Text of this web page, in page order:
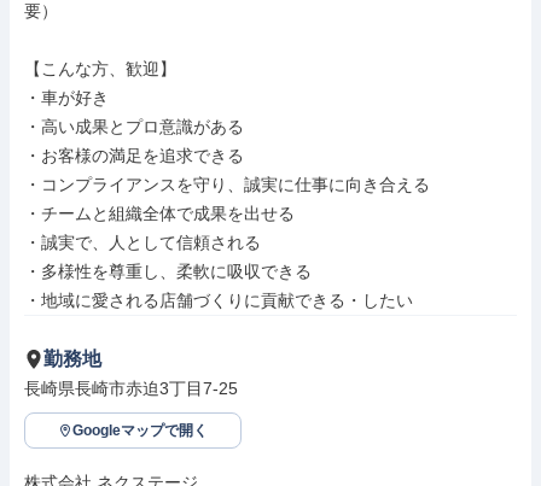
要）
【こんな方、歓迎】
・車が好き
・高い成果とプロ意識がある
・お客様の満足を追求できる
・コンプライアンスを守り、誠実に仕事に向き合える
・チームと組織全体で成果を出せる
・誠実で、人として信頼される
・多様性を尊重し、柔軟に吸収できる
・地域に愛される店舗づくりに貢献できる・したい
勤務地
長崎県長崎市赤迫3丁目7-25
Googleマップで開く